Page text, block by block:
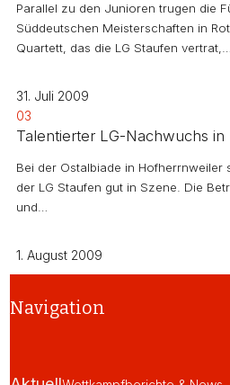
Parallel zu den Junioren trugen die
Süddeutschen Meisterschaften in
Quartett, das die LG Staufen vertrat,…
31. Juli 2009
03
Talentierter LG-Nachwuchs in
Bei der Ostalbiade in
der LG Staufen gut in Szene. Die
und…
1. August 2009
Navigation